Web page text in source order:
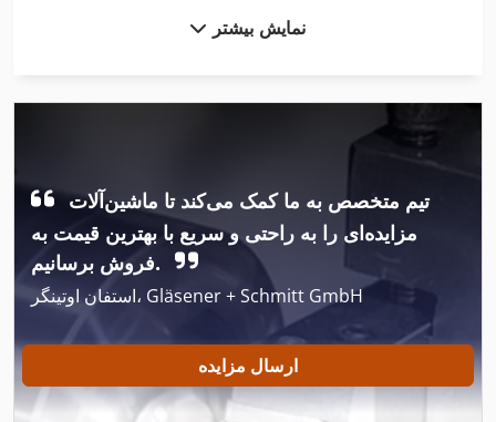
Graule Agl
Graule Agt
Graule Zs 200 N
Grob Bz 600
Hbs 470
نمایش بیشتر
تیم متخصص به ما کمک می‌کند تا ماشین‌آلات
مزایده‌ای را به راحتی و سریع با بهترین قیمت به
فروش برسانیم.
استفان اوتینگر، Gläsener + Schmitt GmbH
ارسال مزایده